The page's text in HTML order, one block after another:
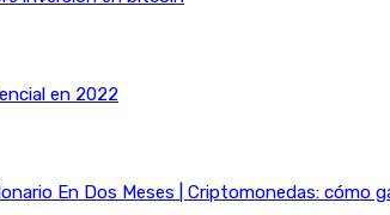
en 2022
En Dos Meses | Criptomonedas: cómo